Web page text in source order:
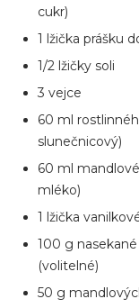
cukr)
1 lžička prášku
1/2 lžičky soli
3 vejce
60 ml
slunečnicový)
60 ml
mléko)
1 lžička
100 g
(volitelné)
50 g